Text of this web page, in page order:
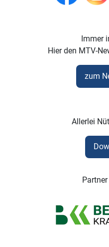
Immer
Hier den MTV-
zum
Allerlei